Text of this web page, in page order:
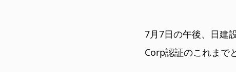
7月7日の午後、日建
Corp認証のこれまで